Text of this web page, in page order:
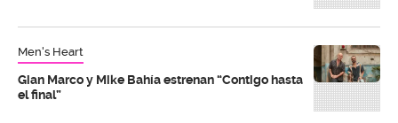
Men's Heart
Gian Marco y Mike Bahía estrenan “Contigo hasta
el final”